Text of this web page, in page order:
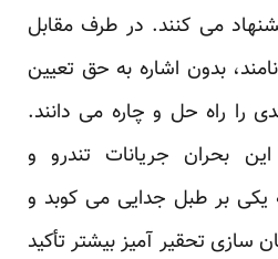
می کنند. در طرف مقابل
بدون اشاره به حق تعیین
را راه حل و چاره می دانند.
بحران جریانات تندرو و
یکی بر طبل جدایی می کوبد و
سازی تحقیر آمیز بیشتر تأکید